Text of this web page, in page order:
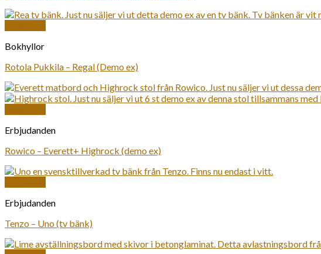
Bokhyllor
Rotola Pukkila – Regal (Demo ex)
Erbjudanden
Rowico – Everett+ Highrock (demo ex)
Erbjudanden
Tenzo – Uno (tv bänk)